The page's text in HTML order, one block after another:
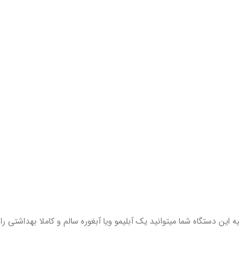
دستگاه شما میتوانید یک آبلیمو ویا آبغوره سالم و کاملا بهداشتی را